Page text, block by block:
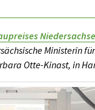
Ministerin
Otte-Kinast, in